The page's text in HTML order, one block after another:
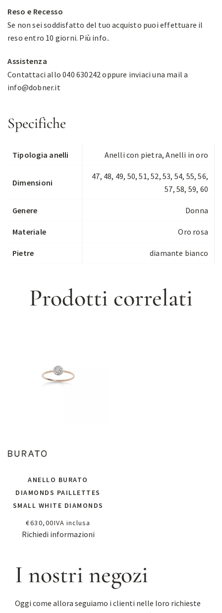
Reso e Recesso
Se non sei soddisfatto del tuo acquisto puoi effettuare il
reso entro 10 giorni. Più info..
Assistenza
Contattaci allo 040 630242 oppure inviaci una mail a
info@dobner.it
Specifiche
Tipologia anelli Anelli con pietra,Anelli in oro
Dimensioni
47, 48, 49, 50, 51, 52, 53, 54, 55, 56,
57, 58, 59, 60
Genere Donna
Materiale Oro rosa
Pietre diamante bianco
Prodotti correlati
ANELLO BURATO
DIAMONDS PAILLETTES
SMALL WHITE DIAMONDS
€630,00IVA inclusa
Richiedi informazioni
I nostri negozi
Oggi come allora seguiamo i clienti nelle loro richieste